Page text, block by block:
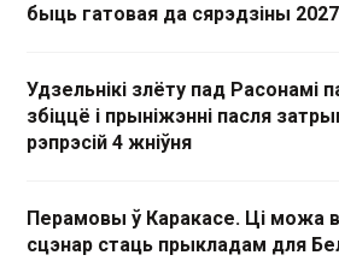
быць гатовая да сярэдзіны
Удзельнікі злёту пад Расонамі
збіццё і прыніжэнні пасля
рэпрэсій 4 жніўня
Перамовы ў Каракасе. Ці можа
сцэнар стаць прыкладам для